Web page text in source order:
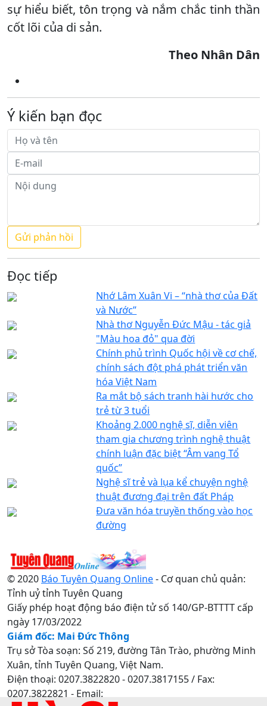
sự hiểu biết, tôn trọng và nắm chắc tinh thần
cốt lõi của di sản.
Theo Nhân Dân
Ý kiến bạn đọc
Đọc tiếp
Nhớ Lâm Xuân Vi – “nhà thơ của Đất
và Nước”
Nhà thơ Nguyễn Đức Mậu - tác giả
"Màu hoa đỏ" qua đời
Chính phủ trình Quốc hội về cơ chế,
chính sách đột phá phát triển văn
hóa Việt Nam
Ra mắt bộ sách tranh hài hước cho
trẻ từ 3 tuổi
Khoảng 2.000 nghệ sĩ, diễn viên
tham gia chương trình nghệ thuật
chính luận đặc biệt “Âm vang Tổ
quốc”
Nghệ sĩ trẻ và lụa kể chuyện nghệ
thuật đương đại trên đất Pháp
Đưa văn hóa truyền thống vào học
đường
© 2020 Báo Tuyên Quang Online- Cơ quan chủ quản:
Tỉnh uỷ tỉnh Tuyên Quang
Giấy phép hoạt động báo điện tử số 140/GP-BTTTT cấp
ngày 17/03/2022
Giám đốc: Mai Đức Thông
Trụ sở Tòa soạn: Số 219, đường Tân Trào, phường Minh
Xuân, tỉnh Tuyên Quang, Việt Nam.
Điện thoại: 0207.3822820 - 0207.3817155 / Fax:
0207.3822821 - Email: